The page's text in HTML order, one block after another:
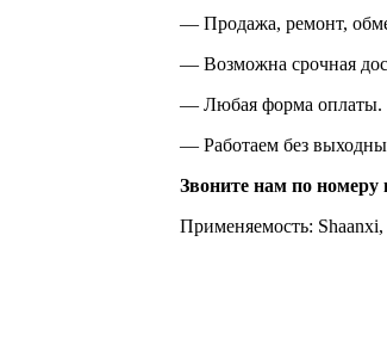
— Продажа, ремонт,
— Возможна срочная
— Любая форма оплаты.
— Работаем без
Звоните нам по номеру
Применяемость: Shaanxi,